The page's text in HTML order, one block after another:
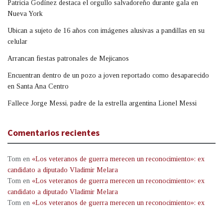
Patricia Godínez destaca el orgullo salvadoreño durante gala en
Nueva York
Ubican a sujeto de 16 años con imágenes alusivas a pandillas en su
celular
Arrancan fiestas patronales de Mejicanos
Encuentran dentro de un pozo a joven reportado como desaparecido
en Santa Ana Centro
Fallece Jorge Messi, padre de la estrella argentina Lionel Messi
Comentarios recientes
Tom en «Los veteranos de guerra merecen un reconocimiento»: ex
candidato a diputado Vladimir Melara
Tom en «Los veteranos de guerra merecen un reconocimiento»: ex
candidato a diputado Vladimir Melara
Tom en «Los veteranos de guerra merecen un reconocimiento»: ex